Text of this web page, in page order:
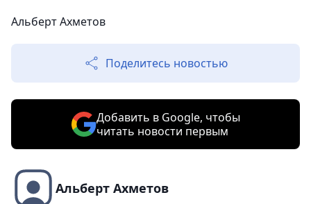
Альберт Ахметов
Поделитесь новостью
Добавить в Google, чтобы
читать новости первым
Альберт Ахметов